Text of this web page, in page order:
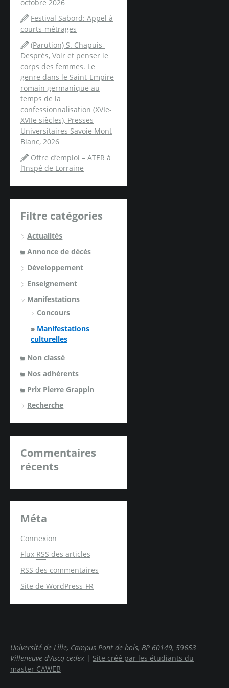
octobre 2026
Festival Sabord: Appel à
courts-métrages
(Parution) S. Chapuis-
Després, Voir et penser le
corps des femmes. Le
genre dans le Saint-Empire
romain germanique au
temps de la
confessionnalisation (XVIe-
XVIIe siècles), Presses
Universitaires Savoie Mont
Blanc, 2026
Offre d’emploi – ATER à
l’Inspé de Lorraine
Filtre catégories
Actualités
Annonce de décès
Développement
Enseignement
Manifestations
Concours
Manifestations
culturelles
Non classé
Nos adhérents
Prix Pierre Grappin
Recherche
Commentaires
récents
Méta
Connexion
Flux RSS des articles
RSS des commentaires
Site de WordPress-FR
Université de Lille, Campus Pont de bois, BP 60149, 59653
Villeneuve d'Ascq cedex | Site créé par les étudiants du
master CAWEB